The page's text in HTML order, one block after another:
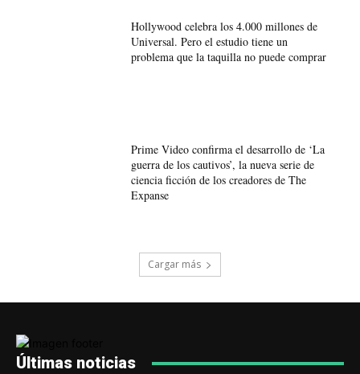
Hollywood celebra los 4.000 millones de
Universal. Pero el estudio tiene un
problema que la taquilla no puede comprar
Prime Video confirma el desarrollo de ‘La
guerra de los cautivos’, la nueva serie de
ciencia ficción de los creadores de The
Expanse
Cargar más
Últimas noticias